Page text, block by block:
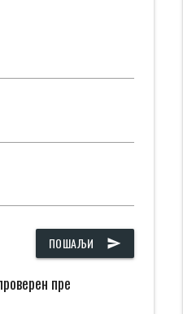
ПОШАЉИ send
пре